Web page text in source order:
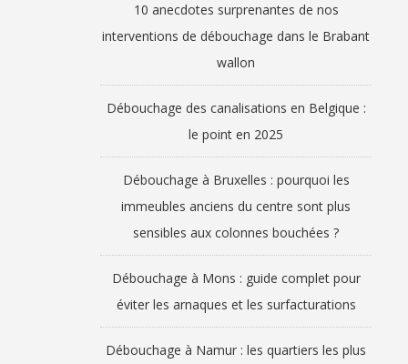
10 anecdotes surprenantes de nos
interventions de débouchage dans le Brabant
wallon
Débouchage des canalisations en Belgique :
le point en 2025
Débouchage à Bruxelles : pourquoi les
immeubles anciens du centre sont plus
sensibles aux colonnes bouchées ?
Débouchage à Mons : guide complet pour
éviter les arnaques et les surfacturations
Débouchage à Namur : les quartiers les plus